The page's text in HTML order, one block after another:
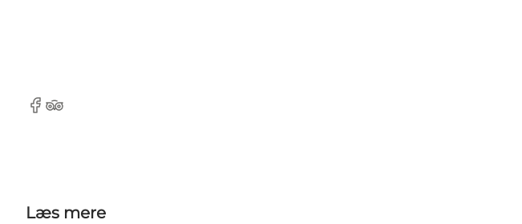
Facebook
Tripadvisor
Læs mere